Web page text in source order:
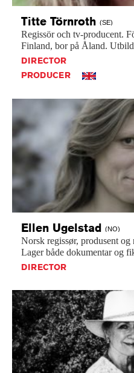
Titte Törnroth (SE)
Regissör och tv-producent.
Finland, bor på Åland.
DIRECTOR
PRODUCER
Ellen Ugelstad (NO)
Norsk regissør, produsent og
Lager både dokumentar og
DIRECTOR